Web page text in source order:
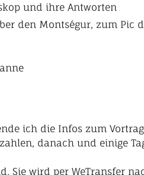
und ihre Antworten
den Montségur, zum Pic
ich die Infos zum
danach und einige
wird per WeTransfer